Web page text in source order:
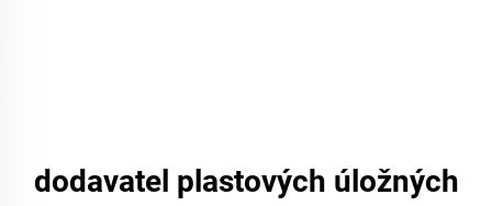
dodavatel plastových úložných